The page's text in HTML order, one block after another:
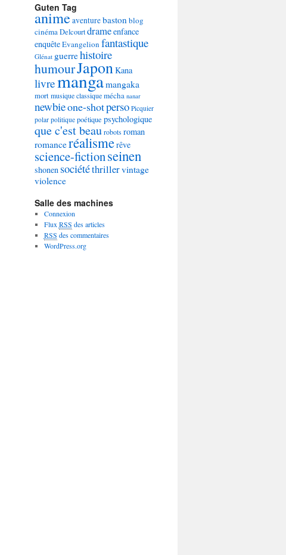
Guten Tag
animeaventurebaston blog
cinémaDelcourtdrameenfance
enquêteEvangelion fantastique
Glénat guerrehistoire
humourJapon Kana
livremangamangaka
mortmusique classiquemécha nanar
newbieone-shotperso Picquier
polar politique poétique psychologique
que c'est beaurobotsroman
romanceréalismerêve
science-fictionseinen
shonen sociététhrillervintage
violence
Salle des machines
Connexion
Flux RSS des articles
RSS des commentaires
WordPress.org